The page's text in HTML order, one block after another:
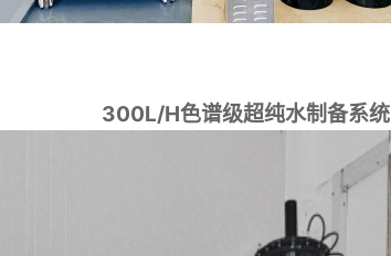
300L/H色谱级超纯水制备系统